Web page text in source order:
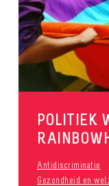
POLITIEK
Antidiscriminatie
Gezondheid en